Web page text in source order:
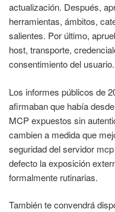
actualización. Después,
herramientas, ámbitos,
salientes. Por último,
host, transporte,
consentimiento del usuario.
Los informes públicos de
afirmaban que había
MCP expuestos sin
cambien a medida que
seguridad del servidor
defecto la exposición
formalmente rutinarias.
También te convendrá